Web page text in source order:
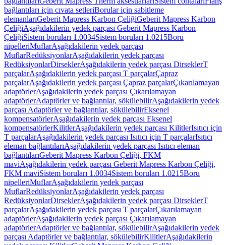
bağlantıları için cıvata setleriBorular için sabitleme
elemanlarıGeberit Mapress Karbon ÇeliğiGeberit Mapress Karbon
ÇeliğiAşağıdakilerin yedek parçası Geberit Mapress Karbon
ÇeliğiSistem boruları 1.0034Sistem boruları 1.0215Boru
nipelleriMuflarAşağıdakilerin yedek parçası
MuflarRedüksiyonlarAşağıdakilerin yedek parçası
RedüksiyonlarDirseklerAşağıdakilerin yedek parçası DirseklerT
parçalarAşağıdakilerin yedek parçası T parçalarÇapraz
parçalarAşağıdakilerin yedek parçası Çapraz parçalarÇıkarılamayan
adaptörlerAşağıdakilerin yedek parçası Çıkarılamayan
adaptörlerAdaptörler ve bağlantılar, sökülebilirAşağıdakilerin yedek
parçası Adaptörler ve bağlantılar, sökülebilirEksenel
kompensatörlerAşağıdakilerin yedek parçası Eksenel
kompensatörlerKilitlerAşağıdakilerin yedek parçası KilitlerIsıtıcı için
T parçalarAşağıdakilerin yedek parçası Isıtıcı için T parçalarIsıtıcı
eleman bağlantılarıAşağıdakilerin yedek parçası Isıtıcı eleman
bağlantılarıGeberit Mapress Karbon Çeliği, FKM
maviAşağıdakilerin yedek parçası Geberit Mapress Karbon Çeliği,
FKM maviSistem boruları 1.0034Sistem boruları 1.0215Boru
nipelleriMuflarAşağıdakilerin yedek parçası
MuflarRedüksiyonlarAşağıdakilerin yedek parçası
RedüksiyonlarDirseklerAşağıdakilerin yedek parçası DirseklerT
parçalarAşağıdakilerin yedek parçası T parçalarÇıkarılamayan
adaptörlerAşağıdakilerin yedek parçası Çıkarılamayan
adaptörlerAdaptörler ve bağlantılar, sökülebilirAşağıdakilerin yedek
parçası Adaptörler ve bağlantılar, sökülebilirKilitlerAşağıdakilerin